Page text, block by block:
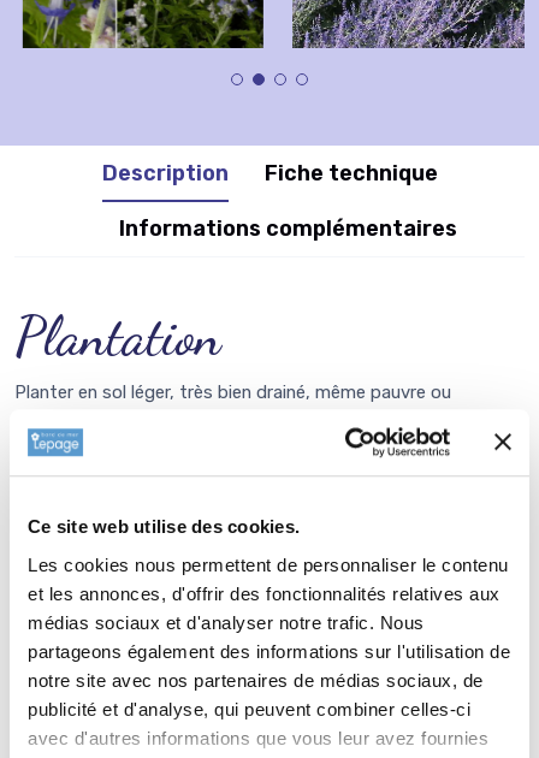
Ce site web utilise des cookies.
Les cookies nous permettent de personnaliser le contenu
et les annonces, d'offrir des fonctionnalités relatives aux
médias sociaux et d'analyser notre trafic. Nous
partageons également des informations sur l'utilisation de
notre site avec nos partenaires de médias sociaux, de
publicité et d'analyse, qui peuvent combiner celles-ci
avec d'autres informations que vous leur avez fournies
Description Fiche technique
Informations complémentaires
Plantation
Planter en sol léger, très bien drainé, même pauvre ou
caillouteux. Une exposition en plein soleil est indispensable
pour obtenir une floraison abondante et un port bien
compact. Faire un trou de 30x30 cm sans aucun apport de
reboucher. Sauf en cas de sécheresse, il est inutile d'arroser.
Paillez avec descopeaux de boisou du paillis (chanvre,
miscanthus...)
Entretien